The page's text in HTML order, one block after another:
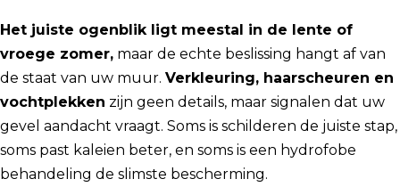
Het juiste ogenblik ligt meestal in de lente of
vroege zomer, maar de echte beslissing hangt af van
de staat van uw muur. Verkleuring, haarscheuren en
vochtplekken zijn geen details, maar signalen dat uw
gevel aandacht vraagt. Soms is schilderen de juiste stap,
soms past kaleien beter, en soms is een hydrofobe
behandeling de slimste bescherming.